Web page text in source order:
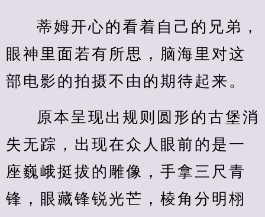
蒂姆开心的看着自己的兄弟，
眼神里面若有所思，脑海里对这
部电影的拍摄不由的期待起来。
原本呈现出规则圆形的古堡消
失无踪，出现在众人眼前的是一
座巍峨挺拔的雕像，手拿三尺青
锋，眼藏锋锐光芒，棱角分明栩